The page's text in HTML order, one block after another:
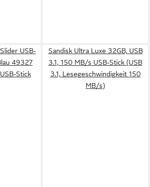
USB-
49327
Stick
Sandisk Ultra Luxe 32GB, USB
3.1, 150 MB/s USB-Stick (USB
3.1, Lesegeschwindigkeit 150
MB/s)